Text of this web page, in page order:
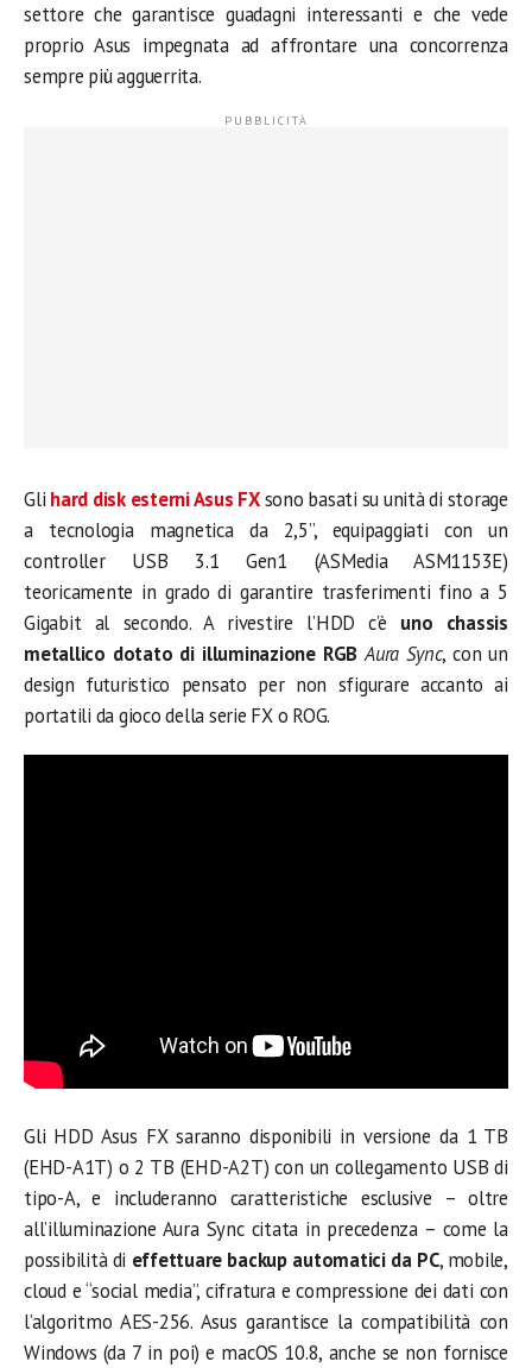
settore che garantisce guadagni interessanti e che vede
proprio Asus impegnata ad affrontare una concorrenza
sempre più agguerrita.
Gli hard disk esterni Asus FXsono basati su unità di storage
a tecnologia magnetica da 2,5”, equipaggiati con un
controller USB 3.1 Gen1 (ASMedia ASM1153E)
teoricamente in grado di garantire trasferimenti fino a 5
Gigabit al secondo. A rivestire l’HDD c’è uno chassis
metallico dotato di illuminazione RGB Aura Sync, con un
design futuristico pensato per non sfigurare accanto ai
portatili da gioco della serie FX o ROG.
Gli HDD Asus FX saranno disponibili in versione da 1 TB
(EHD-A1T) o 2 TB (EHD-A2T) con un collegamento USB di
tipo-A, e includeranno caratteristiche esclusive – oltre
all’illuminazione Aura Sync citata in precedenza – come la
possibilità di effettuare backup automatici da PC, mobile,
cloud e “social media”, cifratura e compressione dei dati con
l’algoritmo AES-256. Asus garantisce la compatibilità con
Windows (da 7 in poi) e macOS 10.8, anche se non fornisce